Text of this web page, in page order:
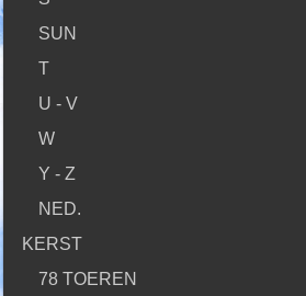
SUN
T
U - V
W
Y - Z
NED.
KERST
78 TOEREN